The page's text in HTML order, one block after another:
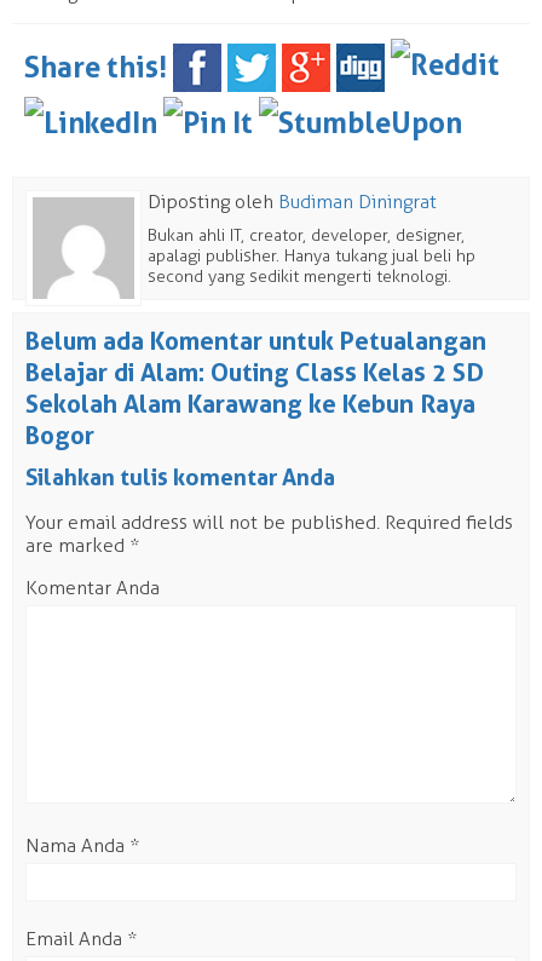
Share this!
Diposting oleh Budiman Diningrat
Bukan ahli IT, creator, developer, designer,
apalagi publisher. Hanya tukang jual beli hp
second yang sedikit mengerti teknologi.
Belum ada Komentar untuk Petualangan
Belajar di Alam: Outing Class Kelas 2 SD
Sekolah Alam Karawang ke Kebun Raya
Bogor
Silahkan tulis komentar Anda
Your email address will not be published. Required fields
are marked *
Komentar Anda
Nama Anda *
Email Anda *